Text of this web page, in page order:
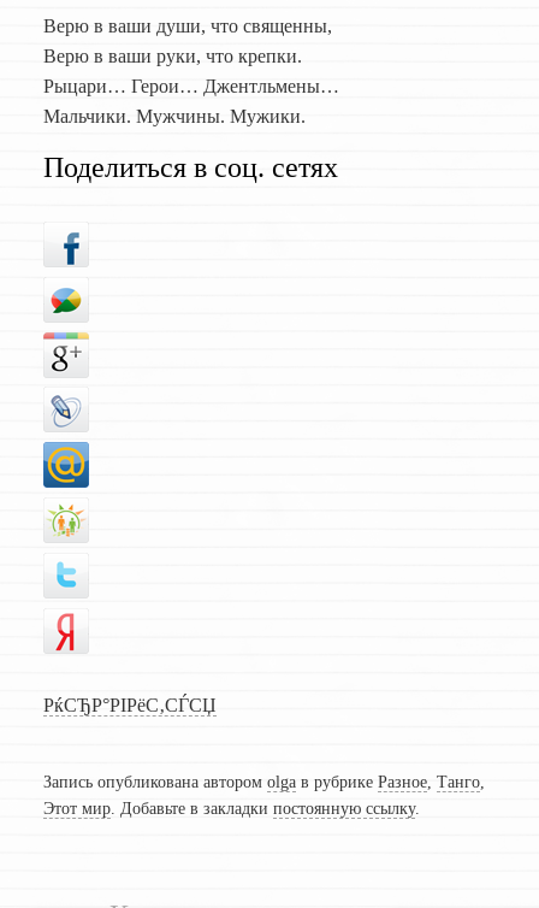
Верю в ваши души, что священны,
Верю в ваши руки, что крепки.
Рыцари… Герои… Джентльмены…
Мальчики. Мужчины. Мужики.
Поделиться в соц. сетях
РќСЂР°РІРёС‚СЃСЏ
Запись опубликована автором olgaв рубрике Разное, Танго,
Этот мир. Добавьте в закладки постоянную ссылку.